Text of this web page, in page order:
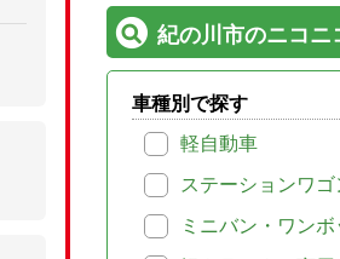
紀の川市のニコニ
車種別で探す
軽自動車
ステーションワ
ミニバン・ワンボ